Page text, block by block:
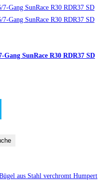
Gang SunRace R30 RDR37 SD
aus Stahl verchromt Humpert